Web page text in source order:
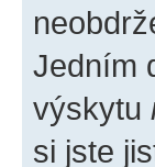
Jedním
výskytu
si jste